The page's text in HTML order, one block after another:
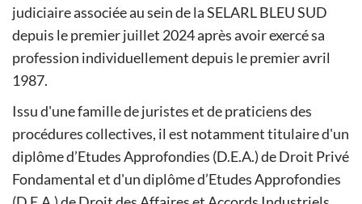
judiciaire associée au sein de la SELARL BLEU SUD
depuis le premier juillet 2024 après avoir exercé sa
profession individuellement depuis le premier avril
1987.
Issu d'une famille de juristes et de praticiens des
procédures collectives, il est notamment titulaire d'un
diplôme d’Etudes Approfondies (D.E.A.) de Droit Privé
Fondamental et d'un diplôme d’Etudes Approfondies